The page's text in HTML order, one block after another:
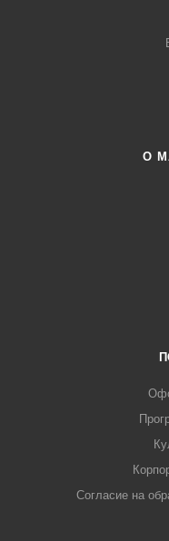
О
Согласие на